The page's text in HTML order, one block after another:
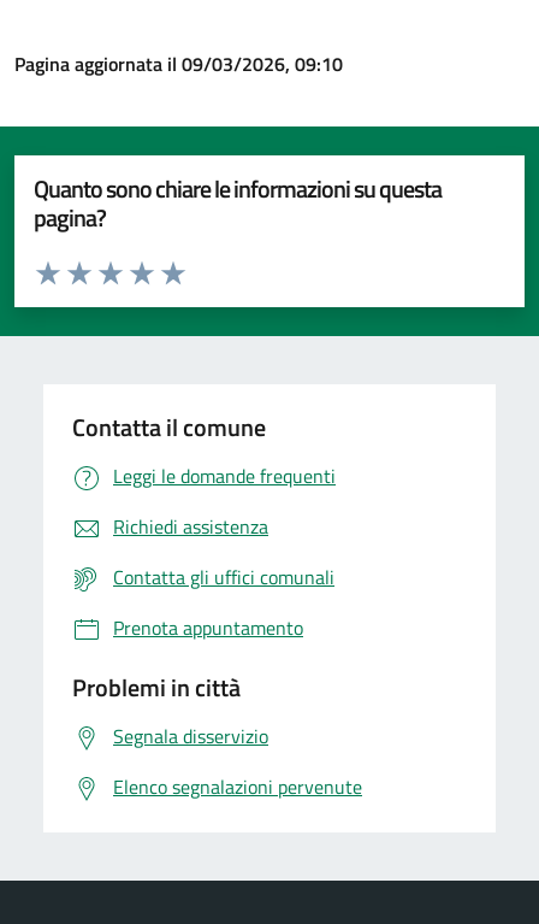
Pagina aggiornata il 09/03/2026, 09:10
Quanto sono chiare le informazioni su questa
pagina?
Valuta da 1 a 5 stelle la pagina
Valuta 5 stelle su 5
Valuta 4 stelle su 5
Valuta 3 stelle su 5
Valuta 2 stelle su 5
Valuta 1 stelle su 5
Contatta il comune
Leggi le domande frequenti
Richiedi assistenza
Contatta gli uffici comunali
Prenota appuntamento
Problemi in città
Segnala disservizio
Elenco segnalazioni pervenute